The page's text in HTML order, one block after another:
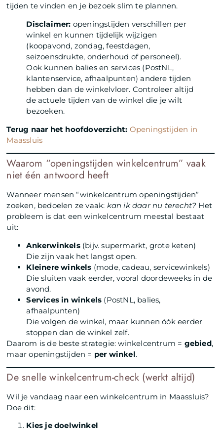
tijden te vinden en je bezoek slim te plannen.
Disclaimer: openingstijden verschillen per
winkel en kunnen tijdelijk wijzigen
(koopavond, zondag, feestdagen,
seizoensdrukte, onderhoud of personeel).
Ook kunnen balies en services (PostNL,
klantenservice, afhaalpunten) andere tijden
hebben dan de winkelvloer. Controleer altijd
de actuele tijden van de winkel die je wilt
bezoeken.
Terug naar het hoofdoverzicht: Openingstijden in
Maassluis
Waarom “openingstijden winkelcentrum” vaak
niet één antwoord heeft
Wanneer mensen “winkelcentrum openingstijden”
zoeken, bedoelen ze vaak: kan ik daar nu terecht? Het
probleem is dat een winkelcentrum meestal bestaat
uit:
Ankerwinkels(bijv. supermarkt, grote keten)
Die zijn vaak het langst open.
Kleinere winkels (mode, cadeau, servicewinkels)
Die sluiten vaak eerder, vooral doordeweeks in de
avond.
Services in winkels (PostNL, balies,
afhaalpunten)
Die volgen de winkel, maar kunnen óók eerder
stoppen dan de winkel zelf.
Daarom is de beste strategie: winkelcentrum = gebied,
maar openingstijden = per winkel.
De snelle winkelcentrum-check (werkt altijd)
Wil je vandaag naar een winkelcentrum in Maassluis?
Doe dit:
Kies je doelwinkel